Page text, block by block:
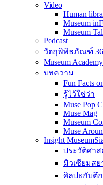
Video
Human
Museum
Museum
Podcast
วัตถุพิพิธภัณฑ์
Museum Academy
บทความ
Fun Facts
รู้ไว้ใช่ว่า
Muse Pop
Muse Mag
Museum
Muse
Insight
ประวัติศา
มิวเซียมส
ศิลปะกับตึก